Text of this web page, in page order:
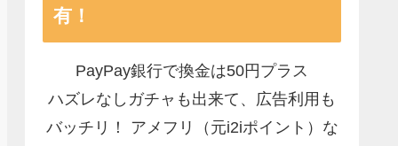
有！
PayPay銀行で換金は50円プラス
ハズレなしガチャも出来て、広告利用も
バッチリ！ アメフリ（元i2iポイント）な